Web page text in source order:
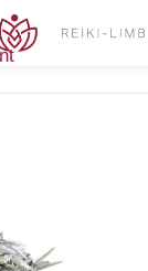
Zuivering